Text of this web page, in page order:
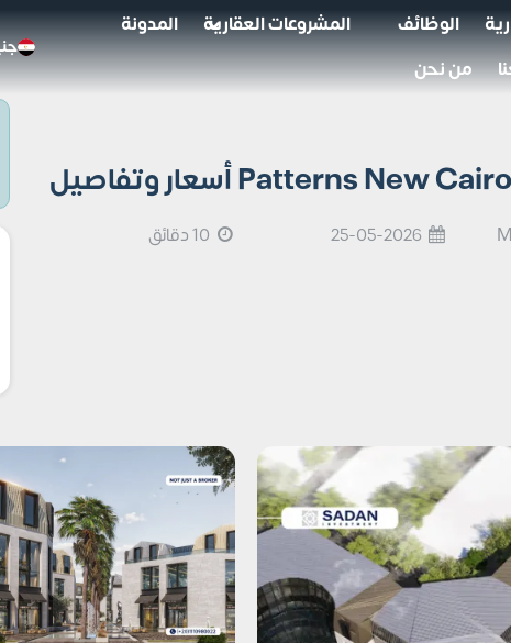
الوظائف المشروعات العقارية
المدونة
من نحن
25-05-2026